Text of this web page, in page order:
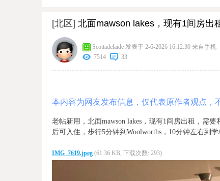
[北区] 北面mawson lakes，现有1间房出
Scottadelaide 发表于 2-6-2026 16:12:30 来自手机
7514
33
本内容为网友发布信息，仅代表原作者观点，
老帖新用，北面mawson lakes，现有1间房出租，需
后可入住，步行5分钟到Woolworths，10分钟左右到
IMG_7619.jpeg (61.36 KB, 下载次数: 293)